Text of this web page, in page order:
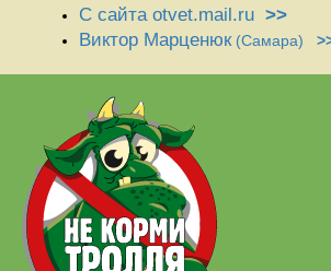
С сайта otvet.mail.ru >>
Виктор Марценюк(Самара)